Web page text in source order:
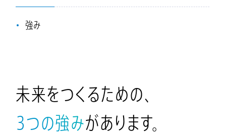
強み
未来をつく るための、
3つの強みがあります。